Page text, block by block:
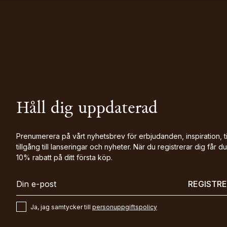
Håll dig uppdaterad
Prenumerera på vårt nyhetsbrev för erbjudanden, inspiration,
tillgång till lanseringar och nyheter. När du registrerar dig får du
10% rabatt på ditt första köp.
Ja, jag samtycker till personuppgiftspolicy